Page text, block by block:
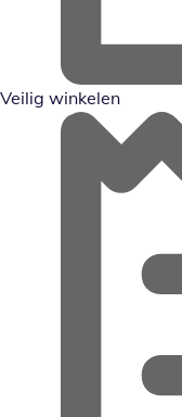
Veilig winkelen